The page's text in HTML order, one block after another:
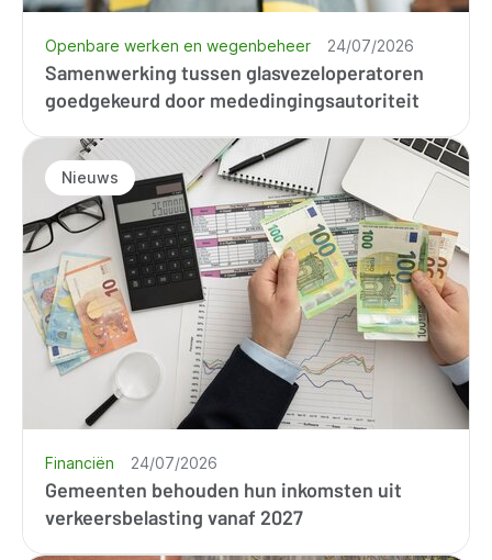
Samenwerking tussen glasvezeloperatoren
goedgekeurd door mededingingsautoriteit
Openbare werken en wegenbeheer 24/07/2026
Nieuws
Gemeenten behouden hun inkomsten uit
verkeersbelasting vanaf 2027
Financiën 24/07/2026